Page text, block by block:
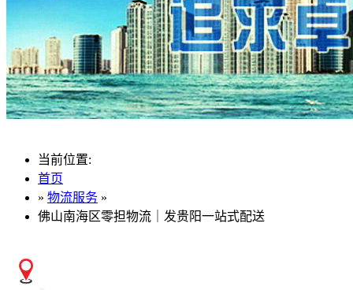
当前位置:
首页
» 物流服务 »
佛山南海区零担物流｜发贵阳一站式配送